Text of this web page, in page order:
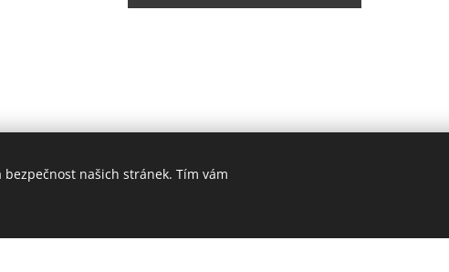
© 2025 Zateplení fasády Praha |
našich stránek. Tím vám